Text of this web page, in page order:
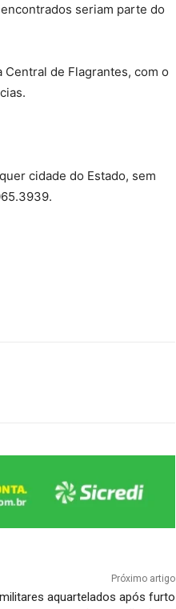
seriam parte do
de Flagrantes, com o
cidade do Estado, sem
Próximo artigo
aquartelados após furto